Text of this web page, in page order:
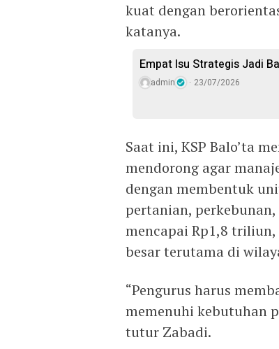
kuat dengan
katanya.
Empat Isu Strategis Jadi
admin 23/07/2026
Saat ini, KSP Balo’ta
mendorong agar
dengan membentuk
pertanian, perkebunan,
mencapai Rp1,8
besar terutama di
“Pengurus harus
memenuhi kebutuhan
tutur Zabadi.